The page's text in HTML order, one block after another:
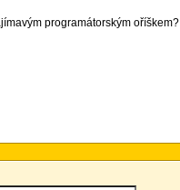
programátorským oříškem?